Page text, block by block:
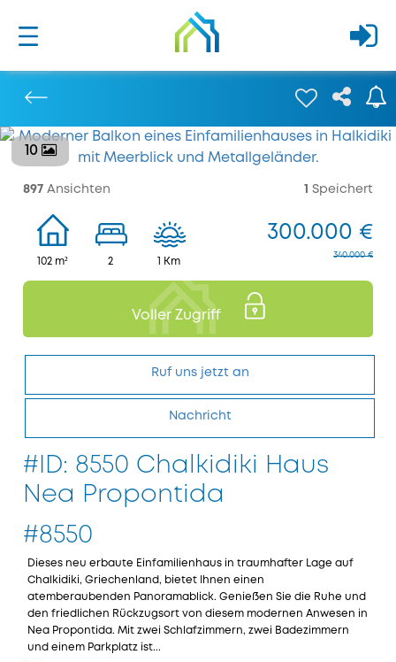
10
897 Ansichten 1 Speichert
102 m² 2 1 Km
300.000 €
340.000 €
Voller Zugriff
Ruf uns jetzt an
Nachricht
#ID: 8550 Chalkidiki Haus
Nea Propontida
#8550
Dieses neu erbaute Einfamilienhaus in traumhafter Lage auf
Chalkidiki, Griechenland, bietet Ihnen einen
atemberaubenden Panoramablick. Genießen Sie die Ruhe und
den friedlichen Rückzugsort von diesem modernen Anwesen in
Nea Propontida. Mit zwei Schlafzimmern, zwei Badezimmern
und einem Parkplatz ist...